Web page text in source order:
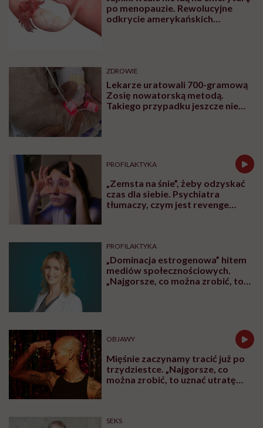
po menopauzie. Rewolucyjne
odkrycie amerykańskich
ZDROWIE
Lekarze uratowali 700-gramową
Zosię nowatorską metodą.
Takiego przypadku jeszcze nie
PROFILAKTYKA
„Zemsta na śnie”, żeby odzyskać
czas dla siebie. Psychiatra
tłumaczy, czym jest revenge
PROFILAKTYKA
„Dominacja estrogenowa” hitem
mediów społecznościowych.
„Najgorsze, co można zrobić, to
OBJAWY
Mięśnie zaczynamy tracić już po
trzydziestce. „Najgorsze, co
można zrobić, to uznać utratę
SEKS